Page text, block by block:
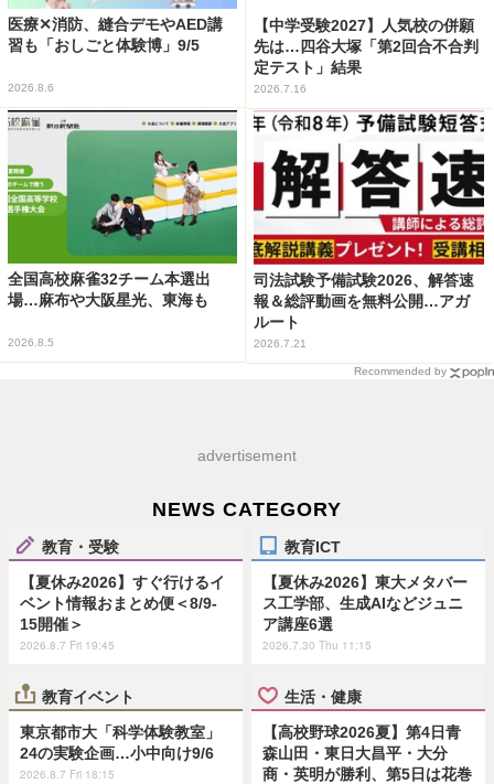
医療✕消防、縫合デモやAED講
習も「おしごと体験博」9/5
2026.8.6
【中学受験2027】人気校の併願
先は…四谷大塚「第2回合不合判
定テスト」結果
2026.7.16
全国高校麻雀32チーム本選出
場…麻布や大阪星光、東海も
2026.8.5
司法試験予備試験2026、解答速
報＆総評動画を無料公開…アガ
ルート
2026.7.21
Recommended by
advertisement
NEWS CATEGORY
教育・受験
【夏休み2026】すぐ行けるイ
ベント情報おまとめ便＜8/9-
15開催＞
2026.8.7 Fri 19:45
教育ICT
【夏休み2026】東大メタバー
ス工学部、生成AIなどジュニ
ア講座6選
2026.7.30 Thu 11:15
教育イベント
東京都市大「科学体験教室」
24の実験企画…小中向け9/6
2026.8.7 Fri 18:15
生活・健康
【高校野球2026夏】第4日青
森山田・東日大昌平・大分
商・英明が勝利、第5日は花巻